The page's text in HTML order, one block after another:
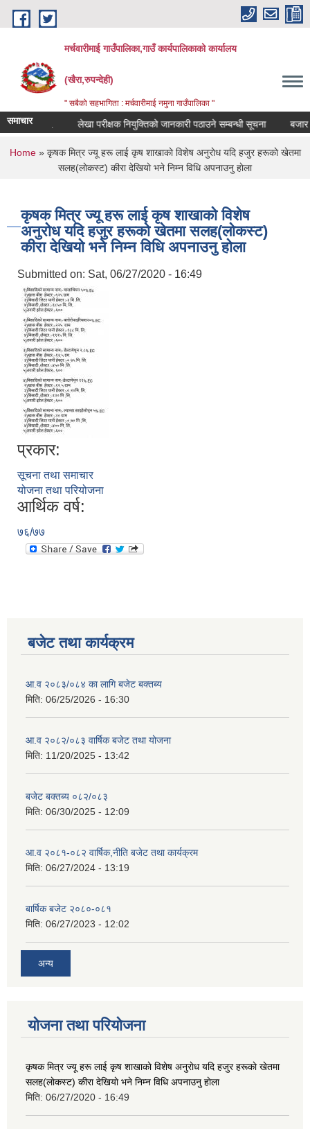
Skip to main content
मर्चवारीमाई गाउँपालिका,गाउँ कार्यपालिकाको कार्यालय
(खैरा,रुपन्देही)
" सबैको सहभागिता : मर्चवारीमाई नमुना गाउँपालिका "
समाचार
सूचना.. लेखा परीक्षक नियुक्तिको जानकारी पठाउने सम्बन्धी सूचना बजार
You are here
Home» कृषक मित्र ज्यू हरू लाई कृष शाखाकाे विशेष अनुराेध यदि हजुर हरूकाे खेतमा
सलह(लाेकस्ट) कीरा देखियाे भने निम्न विधि अपनाउनु हाेला
कृषक मित्र ज्यू हरू लाई कृष शाखाकाे विशेष
अनुराेध यदि हजुर हरूकाे खेतमा सलह(लाेकस्ट)
कीरा देखियाे भने निम्न विधि अपनाउनु हाेला
Submitted on: Sat, 06/27/2020 - 16:49
प्रकार:
सूचना तथा समाचार
योजना तथा परियोजना
आर्थिक वर्ष:
७६/७७
बजेट तथा कार्यक्रम
आ.व २०८३/०८४ का लागि बजेट बक्तब्य
मिति: 06/25/2026 - 16:30
आ.व २०८२/०८३ वार्षिक बजेट तथा योजना
मिति: 11/20/2025 - 13:42
बजेट बक्तब्य ०८२/०८३
मिति: 06/30/2025 - 12:09
आ.व २०८१-०८२ वार्षिक,नीति बजेट तथा कार्यक्रम
मिति: 06/27/2024 - 13:19
बार्षिक बजेट २०८०-०८१
मिति: 06/27/2023 - 12:02
अन्य
योजना तथा परियोजना
कृषक मित्र ज्यू हरू लाई कृष शाखाकाे विशेष अनुराेध यदि हजुर हरूकाे खेतमा
सलह(लाेकस्ट) कीरा देखियाे भने निम्न विधि अपनाउनु हाेला
मिति: 06/27/2020 - 16:49